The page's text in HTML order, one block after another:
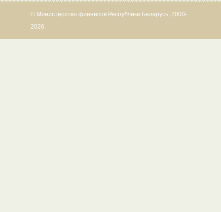
© Министерство финансов Республики Беларусь, 2000-
2026.